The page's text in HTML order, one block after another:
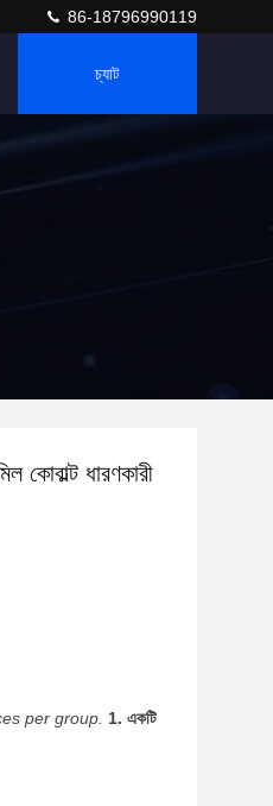
86-18796990119
চ্যাট
কোবাল্ট ধারণকারী
per group. 1. একটি